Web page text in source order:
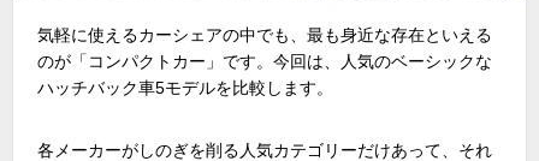
気軽に使えるカーシェアの中でも、最も身近な存在といえる
のが「コンパクトカー」です。今回は、人気のベーシックな
ハッチバック車5モデルを比較します。
各メーカーがしのぎを削る人気カテゴリーだけあって、それ